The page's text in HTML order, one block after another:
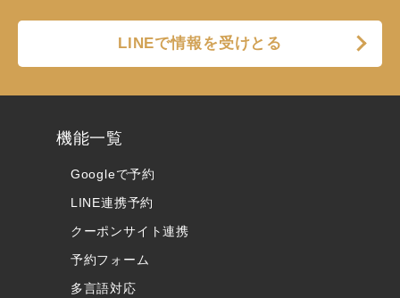
LINEで情報を受けとる
機能一覧
Googleで予約
LINE連携予約
クーポンサイト連携
予約フォーム
多言語対応